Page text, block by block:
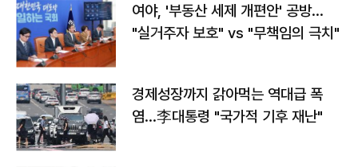
여야, '부동산 세제 개편안' 공방…
"실거주자 보호" vs "무책임의 극치"
경제성장까지 갉아먹는 역대급 폭
염…李대통령 "국가적 기후 재난"